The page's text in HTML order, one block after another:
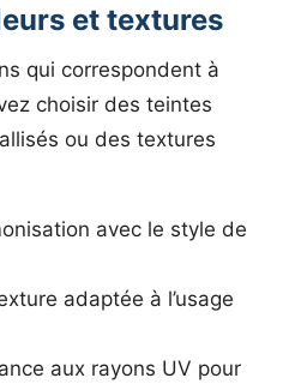
et textures
qui correspondent à
choisir des teintes
ou des textures
avec le style de
adaptée à l’usage
aux rayons UV pour